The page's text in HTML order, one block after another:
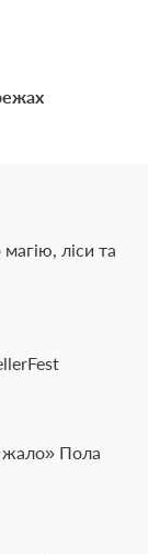
ліси та
Пола